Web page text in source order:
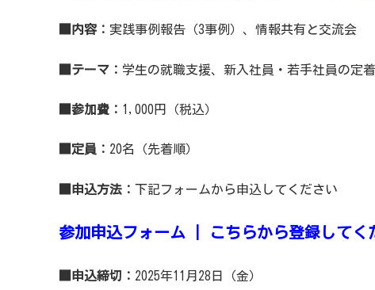
■内容： 実践事例報告（3事例）、情報共有と交流会
■テーマ： 学生の就職支援、新入社員・若手社員の定
■参加費 ： 1,000円（税込）
■定員 ： 20名（先着順）
■申込方法： 下記フォームから申込してください
参加申込フォーム | こちらから登録してく
■申込締切： 2025年11月28日（金）